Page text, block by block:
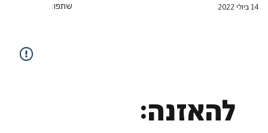
שתפו: 14 ביולי 2022
להאזנה: